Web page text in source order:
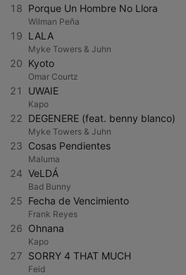
18 Porque Un Hombre No Llora
Wilman Peña
19 LALA
Myke Towers & Juhn
20 Kyoto
Omar Courtz
21 UWAIE
Kapo
22 DEGENERE (feat. benny blanco)
Myke Towers & Juhn
23 Cosas Pendientes
Maluma
24 VeLDÁ
Bad Bunny
25 Fecha de Vencimiento
Frank Reyes
26 Ohnana
Kapo
27 SORRY 4 THAT MUCH
Feid